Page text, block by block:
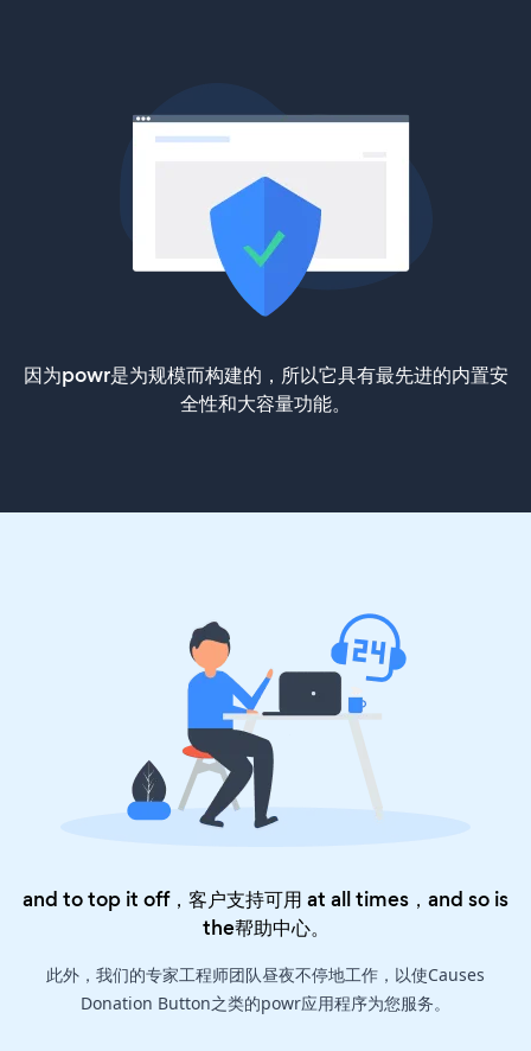
因为powr是为规模而构建的，所以它具有最先进的内置安
全性和大容量功能。
and to top it off，客户支持可用 at all times，and so is
the帮助中心。
此外，我们的专家工程师团队昼夜不停地工作，以使Causes
Donation Button之类的powr应用程序为您服务。